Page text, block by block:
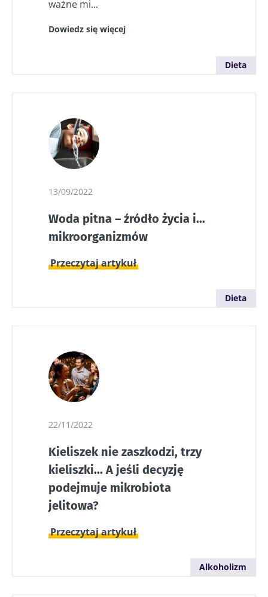
ważne mi...
Dowiedz się więcej
Dieta
13/09/2022
Woda pitna – źródło życia i...
mikroorganizmów
Przeczytaj artykuł
Dieta
22/11/2022
Kieliszek nie zaszkodzi, trzy
kieliszki... A jeśli decyzję
podejmuje mikrobiota
jelitowa?
Przeczytaj artykuł
Alkoholizm